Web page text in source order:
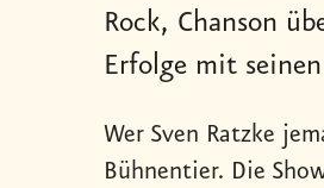
Rock, Chanson
Erfolge mit
Wer Sven Ratzke
Bühnentier. Die